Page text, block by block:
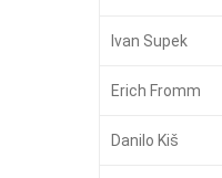
Ivan Supek
Erich Fromm
Danilo Kiš